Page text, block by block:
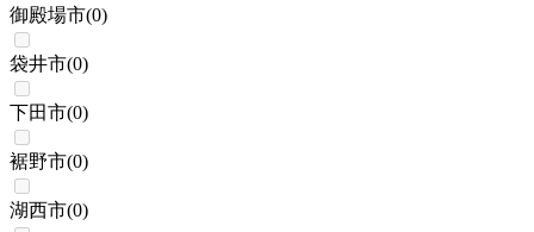
御殿場市(0)
袋井市(0)
下田市(0)
裾野市(0)
湖西市(0)